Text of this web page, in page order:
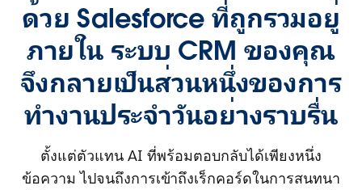
ด้วย Salesforce ที่ถูกรวมอยู่
ภายใน ระบบ CRM ของคุณ
จึงกลายเป็นส่วนหนึ่งของการ
ทำงานประจำวันอย่างราบรื่น
ตั้งแต่ตัวแทน AI ที่พร้อมตอบกลับได้เพียงหนึ่ง
ข้อความ ไปจนถึงการเข้าถึงเร็กคอร์ดในการสนทนา